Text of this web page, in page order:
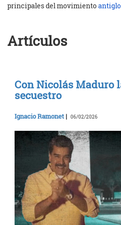
principales del movimiento
Artículos
Con Nicolás Maduro
secuestro
Ignacio Ramonet | 06/02/2026